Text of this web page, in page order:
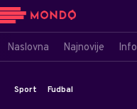
Naslovna Najnovije Info
Sport Fudbal